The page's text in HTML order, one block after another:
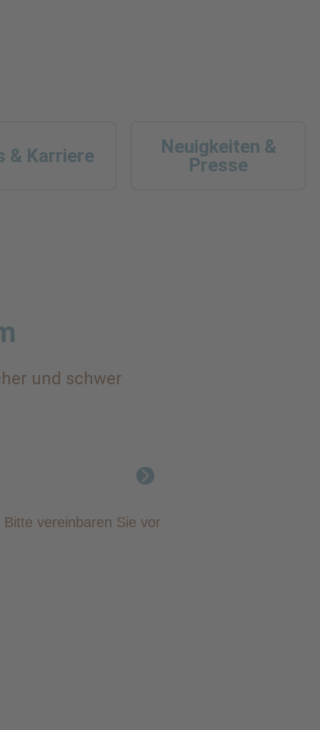
& Karriere
Neuigkeiten &
Presse
und schwer
vereinbaren Sie vor